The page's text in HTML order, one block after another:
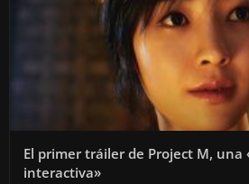
El primer tráiler de Project M, una
interactiva»